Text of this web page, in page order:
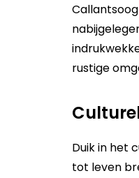
rustige
Duik in het
tot leven